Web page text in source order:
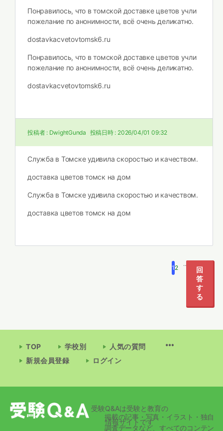
Понравилось, что в томской доставке цветов учли
пожелание по анонимности, всё очень деликатно.
dostavkacvetovtomsk6.ru
Понравилось, что в томской доставке цветов учли
пожелание по анонимности, всё очень деликатно.
dostavkacvetovtomsk6.ru
投稿者 : DwightGunda 投稿日時 : 2026/04/01 09:32
Служба в Томске удивила скоростью и качеством.
доставка цветов томск на дом
Служба в Томске удивила скоростью и качеством.
доставка цветов томск на дом
1 2
…
回
答
す
る
TOP 学校別
人気の質問
新規会員登録
ログイン
受験Q&Aは受験と教育の
情報サイトです
掲載の記事・写真・イラスト・独自
調査データなど、すべてのコンテン